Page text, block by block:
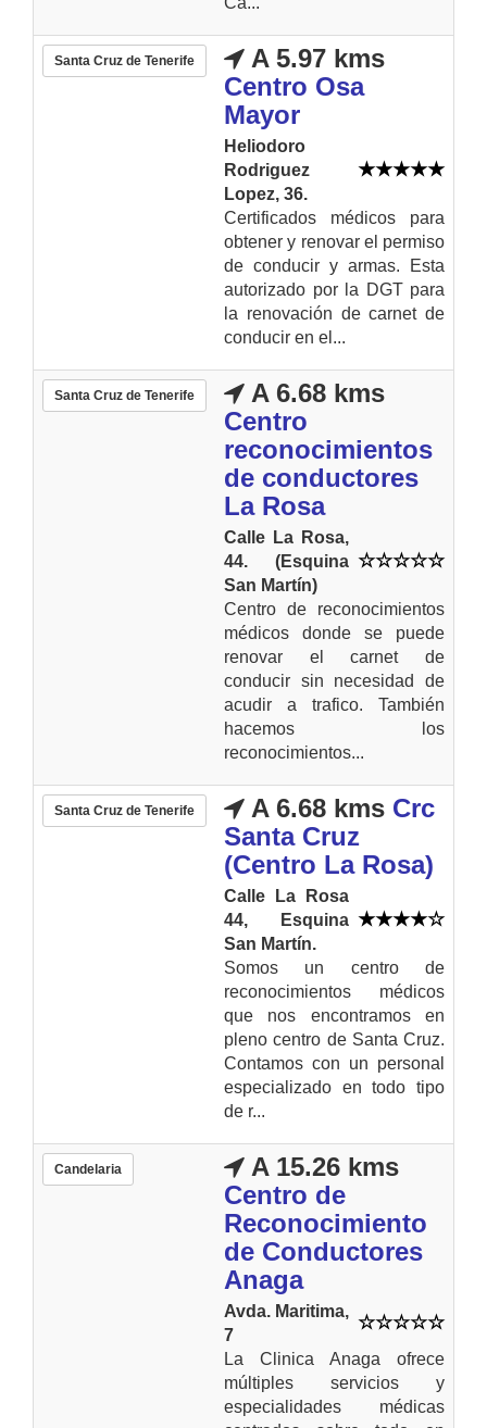
Santa Cruz de Tenerife
A 5.97 kms
Centro Osa
Mayor
Heliodoro
Rodriguez
Lopez, 36.
Certificados médicos para
obtener y renovar el permiso
de conducir y armas. Esta
autorizado por la DGT para
la renovación de carnet de
conducir en el...
Santa Cruz de Tenerife
A 6.68 kms
Centro
reconocimientos
de conductores
La Rosa
Calle La Rosa,
44. (Esquina
San Martín)
Centro de reconocimientos
médicos donde se puede
renovar el carnet de
conducir sin necesidad de
acudir a trafico. También
hacemos los
reconocimientos...
Santa Cruz de Tenerife A 6.68 kms Crc
Santa Cruz
(Centro La Rosa)
Calle La Rosa
44, Esquina
San Martín.
Somos un centro de
reconocimientos médicos
que nos encontramos en
pleno centro de Santa Cruz.
Contamos con un personal
especializado en todo tipo
de r...
Candelaria
A 15.26 kms
Centro de
Reconocimiento
de Conductores
Anaga
Avda. Maritima,
7
La Clinica Anaga ofrece
múltiples servicios y
especialidades médicas